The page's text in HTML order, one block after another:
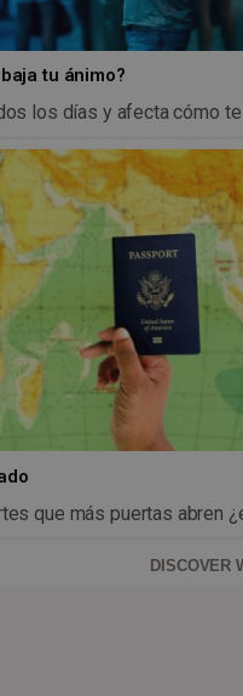
tu ánimo?
los días y afecta cómo
que más puertas abren
DISCOVER